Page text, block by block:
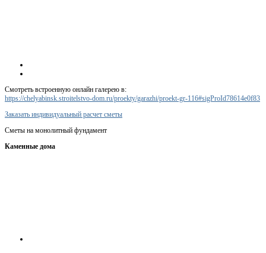
Смотреть встроенную онлайн галерею в:
https://chelyabinsk.stroitelstvo-dom.ru/proekty/garazhi/proekt-gr-116#sigProId78614e0f83
Заказать индивидуальный расчет сметы
Сметы на монолитный фундамент
Каменные дома